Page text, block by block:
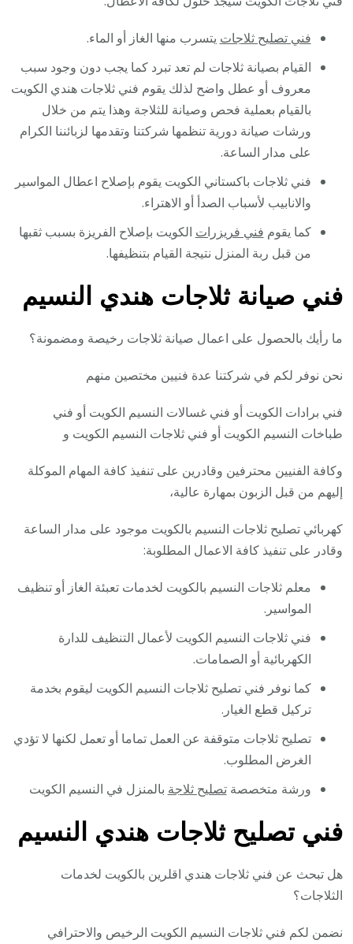
فني تصليح ثلاجات يتسرب منها الغاز أو الماء.
القيام بصيانة ثلاجات لم تعد تبرد كما يجب دون وجود سبب
معروف أو عطل واضح لذلك يقوم فني ثلاجات هندي الكويت
بالقيام بعملية فحص وصيانة للثلاجة وهذا يتم من خلال
ورشات صيانة دورية تنظمها شركتنا وتقدمها لزبائننا الكرام
على مدار الساعة.
فني ثلاجات باكستاني الكويت يقوم بإصلاح اعطال المواسير
والانابيب لأسباب الصدأ أو الاهتراء.
كما يقوم فني فريزرات الكويت بإصلاح الفريزة بسبب ثقبها
من قبل ربة المنزل نتيجة القيام بتنظيفها.
فني صيانة ثلاجات هندي النسيم
ما رأيك بالحصول على اعمال صيانة ثلاجات رخيصة ومضمونة؟
نحن نوفر لكم في شركتنا عدة فنيين مختصين منهم
فني برادات الكويت أو فني غسالات النسيم الكويت أو فني
طباخات النسيم الكويت أو فني ثلاجات النسيم الكويت و
وكافة الفنيين محترفين وقادرين على تنفيذ كافة المهام الموكلة
إليهم من قبل الزبون بمهارة عالية،
كهربائي تصليح ثلاجات النسيم بالكويت موجود على مدار الساعة
وقادر على تنفيذ كافة الاعمال المطلوبة:
معلم ثلاجات النسيم بالكويت لخدمات تعبئة الغاز أو تنظيف
المواسير.
فني ثلاجات النسيم الكويت لأعمال التنظيف للدارة
الكهربائية أو الصمامات.
كما نوفر فني تصليح ثلاجات النسيم الكويت ليقوم بخدمة
تركيل قطع الغيار.
تصليح ثلاجات متوقفة عن العمل تماما أو تعمل لكنها لا تؤدي
الغرض المطلوب.
ورشة متخصصةتصليح ثلاجة بالمنزل في النسيم الكويت
فني تصليح ثلاجات هندي النسيم
هل تبحث عن فني ثلاجات هندي اقلرين بالكويت لخدمات
الثلاجات؟
نضمن لكم فني ثلاجات النسيم الكويت الرخيص والاحترافي